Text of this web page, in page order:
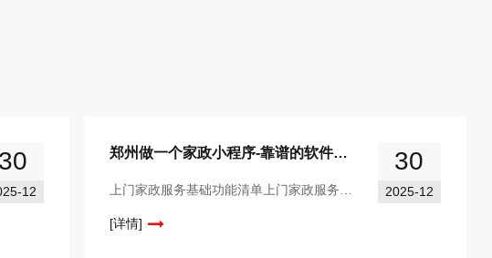
30
12
30
2025-12
郑州做一个家政小程序-靠谱的软件开发公司
[详情]